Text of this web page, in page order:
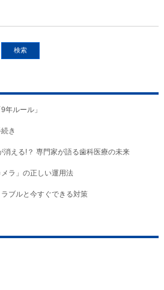
年ルール」
き
える!？ 専門家が語る歯科医療の未来
ラ」の正しい運用法
ブルと今すぐできる対策